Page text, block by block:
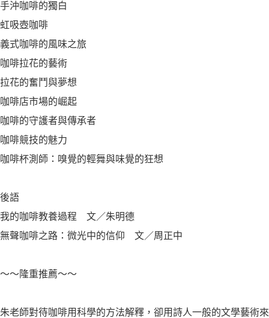
手沖咖啡的獨白
虹吸壺咖啡
義式咖啡的風味之旅
咖啡拉花的藝術
拉花的奮鬥與夢想
咖啡店市場的崛起
咖啡的守護者與傳承者
咖啡競技的魅力
咖啡杯測師：嗅覺的輕舞與味覺的狂想
後語
我的咖啡教養過程 文／朱明德
無聲咖啡之路：微光中的信仰 文／周正中
〜〜隆重推薦〜〜
朱老師對待咖啡用科學的方法解釋，卻用詩人一般的文學藝術來